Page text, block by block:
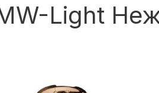
Light